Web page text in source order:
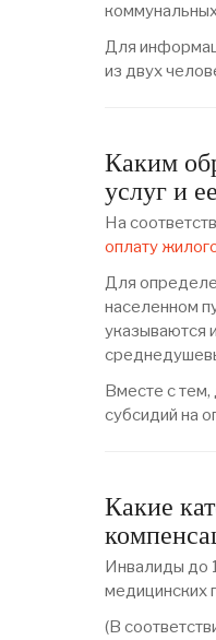
Для
из двух
Каким
услуг и
На
оплату
Для
населенном
указываются
Вместе с
субсидий на
Какие
Инвалиды до
медицинских
(В